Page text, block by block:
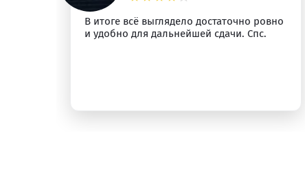
В итоге всё выглядело достаточно ровно
и удобно для дальнейшей сдачи. Спс.